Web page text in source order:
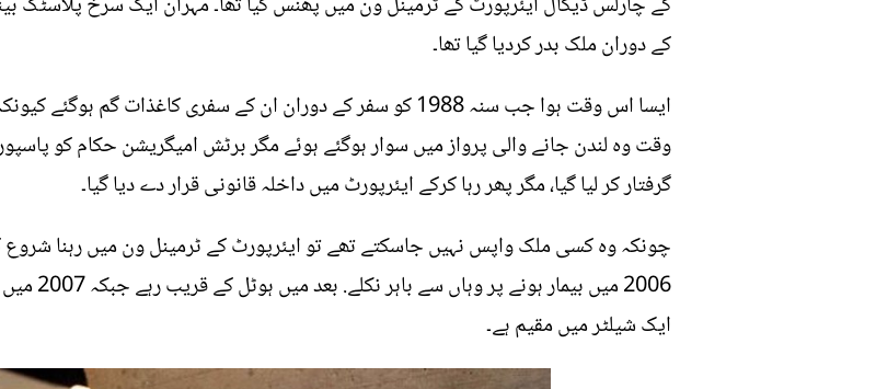
کے دوران ملک بدر کردیا گیا تھا۔
ایسا اس وقت ہوا جب سنہ 1988 کو سفر کے دوران ان کے سفری
وقت وہ لندن جانے والی پرواز میں سوار ہوگئے ہوئے مگر برٹش امیگریشن حکام کو
گرفتار کر لیا گیا، مگر پھر رہا کرکے ایئرپورٹ میں داخلہ قانونی قرار دے دیا گیا۔
ایک شیلٹر میں مقیم ہے۔